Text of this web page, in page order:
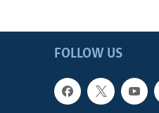
FOLLOW US